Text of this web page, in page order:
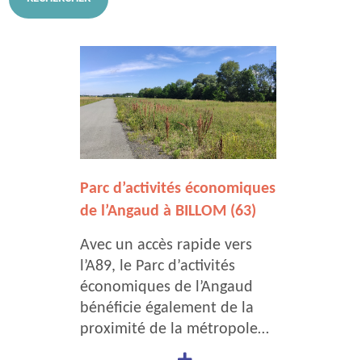
Parc d’activités économiques
de l’Angaud à BILLOM (63)
Avec un accès rapide vers
l’A89, le Parc d’activités
économiques de l’Angaud
bénéficie également de la
proximité de la métropole…